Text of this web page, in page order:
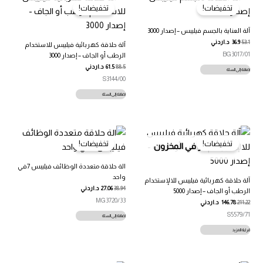
تخفيضات!
آلة العناية بالجسم فيليبس – إصدار 3000
53.1
36.9 د.اردني
BG3017/01
إضافة إلى السلة
تخفيضات!
آلة حلاقة كهربائية فيليبس للاستخدام
الرطب أو الجاف – إصدار 3000
88.5
61.5 د.اردني
S3144/00
إضافة إلى السلة
غير متوفر في المخزون
تخفيضات!
آلة حلاقة كهربائية فيليبس للالإستخدام
الرطب أو الجاف – إصدار 5000
211.22
146.78 د.اردني
S5579/71
قراءة المزيد
تخفيضات!
الة حلاقة متعددة الوظائف فيليبس 7في
واحد
38.94
27.06 د.اردني
MG3720/33
إضافة إلى السلة